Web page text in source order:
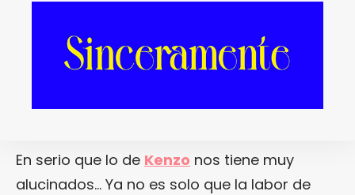
que no se puede ser más
diosa.
En serio que lo de Kenzo nos tiene muy
alucinados… Ya no es solo que la labor de